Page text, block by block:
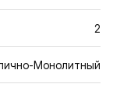
2
Монолитный